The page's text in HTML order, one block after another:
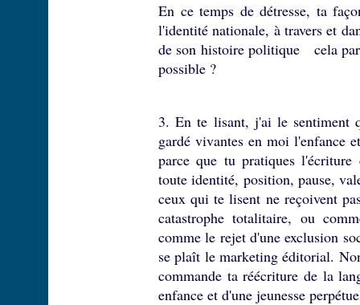
En ce temps de détresse, ta
l'identité nationale, à travers et
de son histoire politique cela
possible ?
3. En te lisant, j'ai le sentiment
gardé vivantes en moi l'enfance
parce que tu pratiques
toute identité, position, pause,
ceux qui te lisent ne reçoivent
catastrophe totalitaire, ou
comme le rejet d'une exclusion
se plaît le marketing éditorial.
commande ta réécriture de la
enfance et d'une jeunesse